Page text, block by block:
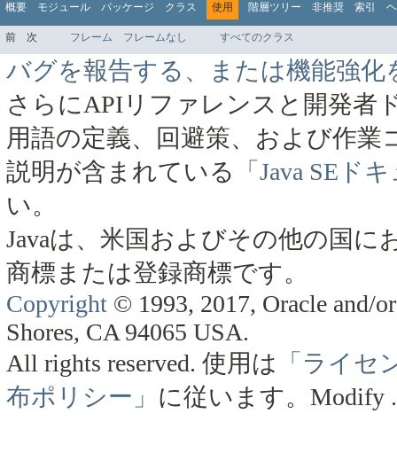
概要 モジュール パッケージ クラス 使用 階層ツリー 非推奨 索引
前 次 フレーム フレームなし すべてのクラス
バグを報告する、または機能強化
さらにAPIリファレンスと開発者
用語の定義、回避策、および作
説明が含まれている
「Java SEド
い。
Javaは、米国およびその他の国に
商標または登録商標です。
Copyright © 1993, 2017, Oracle and/
Shores, CA 94065 USA.
All rights reserved. 使用は 「ライセ
布ポリシー」 に従います。 Modify